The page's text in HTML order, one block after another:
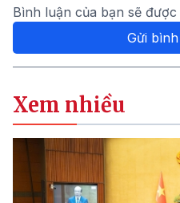
Bình luận của bạn sẽ
Gửi
Xem nhiều